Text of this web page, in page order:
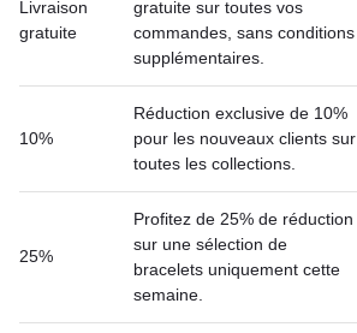
Livraison
gratuite
gratuite sur toutes vos
commandes, sans conditions
supplémentaires.
10%
Réduction exclusive de 10%
pour les nouveaux clients sur
toutes les collections.
25%
Profitez de 25% de réduction
sur une sélection de
bracelets uniquement cette
semaine.